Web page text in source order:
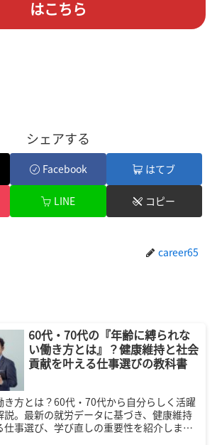
はこちら
シェアする
Facebook はてブ
LINE コピー
career65
60代・70代の『年齢に縛られな
い働き方とは』？健康維持と社会
貢献を叶える仕事選びの教科書
方とは？60代・70代から自分らしく活躍
説。最新の就労データに基づき、健康維持
事選び、学び直しの重要性を紹介しま